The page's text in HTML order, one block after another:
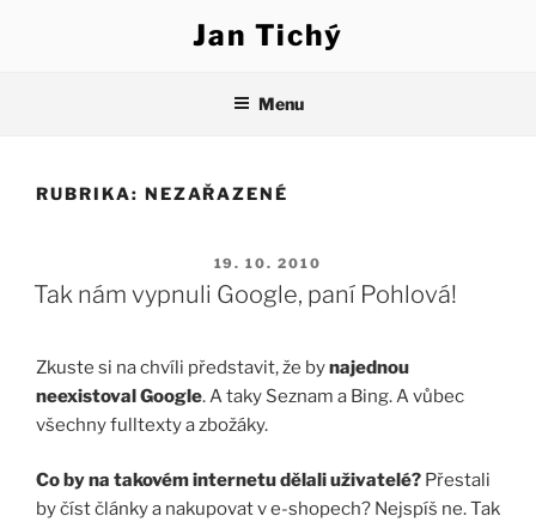
Jan Tichý
Menu
RUBRIKA: NEZAŘAZENÉ
PUBLIKOVÁNO
19. 10. 2010
Tak nám vypnuli Google, paní Pohlová!
Zkuste si na chvíli představit, že bynajednou
neexistoval Google. A taky Seznam a Bing. A vůbec
všechny fulltexty a zbožáky.
Co by na takovém internetu dělali uživatelé? Přestali
by číst články a nakupovat v e-shopech? Nejspíš ne. Tak